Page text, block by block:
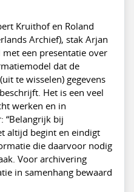
Kruithof en Roland
Archief), stak Arjan
met een presentatie over
dat de
te wisselen) gegevens
Het is een veel
werken en in
“Belangrijk bij
altijd begint en eindigt
die daarvoor nodig
Voor archivering
in samenhang bewaard